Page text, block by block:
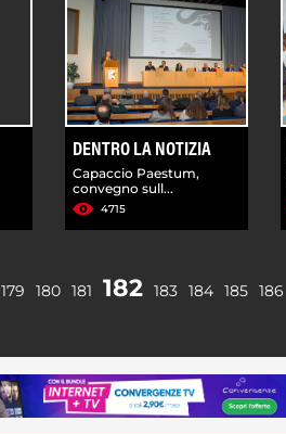
DENTRO LA NOTIZIA
Capaccio Paestum,
convegno sull...
4715
179 180 181 182 183 184 185 186